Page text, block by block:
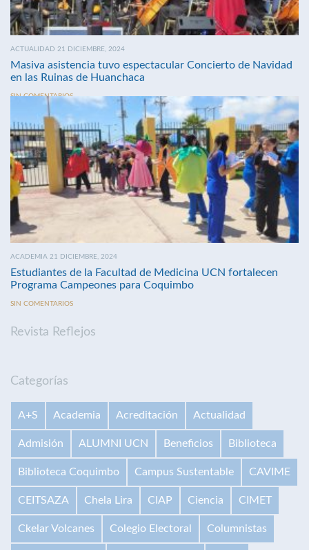
ACTUALIDAD 21 DICIEMBRE, 2024
Masiva asistencia tuvo espectacular Concierto de Navidad
en las Ruinas de Huanchaca
SIN COMENTARIOS
ACADEMIA 21 DICIEMBRE, 2024
Estudiantes de la Facultad de Medicina UCN fortalecen
Programa Campeones para Coquimbo
SIN COMENTARIOS
Revista Reflejos
Categorías
A+S Academia Acreditación Actualidad
Admisión ALUMNI UCN Beneficios Biblioteca
Biblioteca Coquimbo Campus Sustentable CAVIME
CEITSAZA Chela Lira CIAP Ciencia CIMET
Ckelar Volcanes Colegio Electoral Columnistas